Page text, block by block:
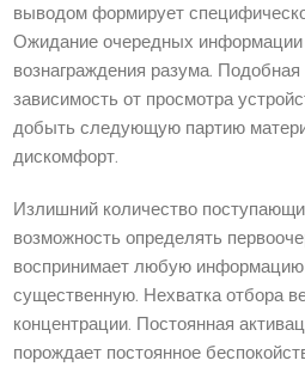
выводом формирует
Ожидание очередных информации
вознаграждения разума.
зависимость от просмотра
добыть следующую партию
дискомфорт.
Излишний количество
возможность определять
воспринимает любую информацию
существенную. Нехватка отбора
концентрации. Постоянная
порождает постоянное